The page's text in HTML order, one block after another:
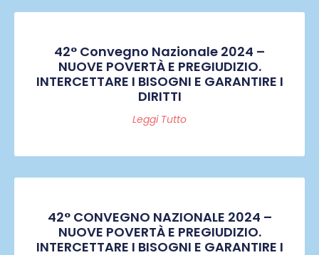
42° Convegno Nazionale 2024 –
NUOVE POVERTÀ E PREGIUDIZIO.
INTERCETTARE I BISOGNI E GARANTIRE I
DIRITTI
Leggi Tutto
42° CONVEGNO NAZIONALE 2024 –
NUOVE POVERTÀ E PREGIUDIZIO.
INTERCETTARE I BISOGNI E GARANTIRE I